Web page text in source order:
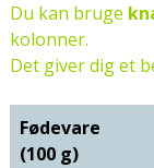
Du kan bruge
kolonner.
Det giver dig et
Fødevare
(100 g)